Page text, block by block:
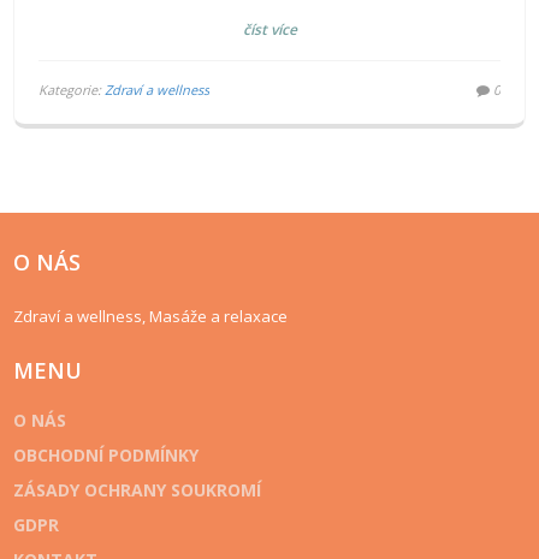
článku prozkoumáme, proč tato masáž získává takovou
číst více
Kategorie: Zdraví a wellness 0
O NÁS
Zdraví a wellness, Masáže a relaxace
MENU
O NÁS
OBCHODNÍ PODMÍNKY
ZÁSADY OCHRANY SOUKROMÍ
GDPR